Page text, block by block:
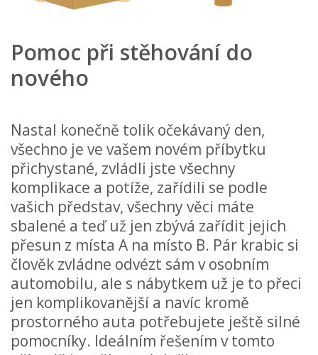
Pomoc při stěhování do
nového
Nastal konečně tolik očekávaný den,
všechno je ve vašem novém příbytku
přichystané, zvládli jste všechny
komplikace a potíže, zařídili se podle
vašich představ, všechny věci máte
sbalené a teď už jen zbývá zařídit jejich
přesun z místa A na místo B. Pár krabic si
člověk zvládne odvézt sám v osobním
automobilu, ale s nábytkem už je to přeci
jen komplikovanější a navíc kromě
prostorného auta potřebujete ještě silné
pomocníky. Ideálním řešením v tomto